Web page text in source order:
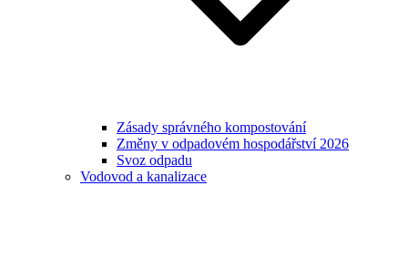
Zásady správného kompostování
Změny v odpadovém hospodářství 2026
Svoz odpadu
Vodovod a kanalizace